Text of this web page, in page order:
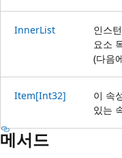
InnerList 인스
요소
(다음
Item[Int32] 이 속
있는
메서드